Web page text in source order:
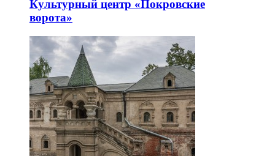
Культурный центр «Покровские
ворота»